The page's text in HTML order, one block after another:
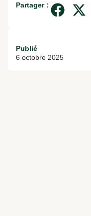
Publié
6 octobre 2025
Partager :